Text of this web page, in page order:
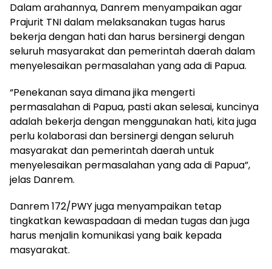
Dalam arahannya, Danrem menyampaikan agar
Prajurit TNI dalam melaksanakan tugas harus
bekerja dengan hati dan harus bersinergi dengan
seluruh masyarakat dan pemerintah daerah dalam
menyelesaikan permasalahan yang ada di Papua.
“Penekanan saya dimana jika mengerti
permasalahan di Papua, pasti akan selesai, kuncinya
adalah bekerja dengan menggunakan hati, kita juga
perlu kolaborasi dan bersinergi dengan seluruh
masyarakat dan pemerintah daerah untuk
menyelesaikan permasalahan yang ada di Papua”,
jelas Danrem.
Danrem 172/PWY juga menyampaikan tetap
tingkatkan kewaspadaan di medan tugas dan juga
harus menjalin komunikasi yang baik kepada
masyarakat.